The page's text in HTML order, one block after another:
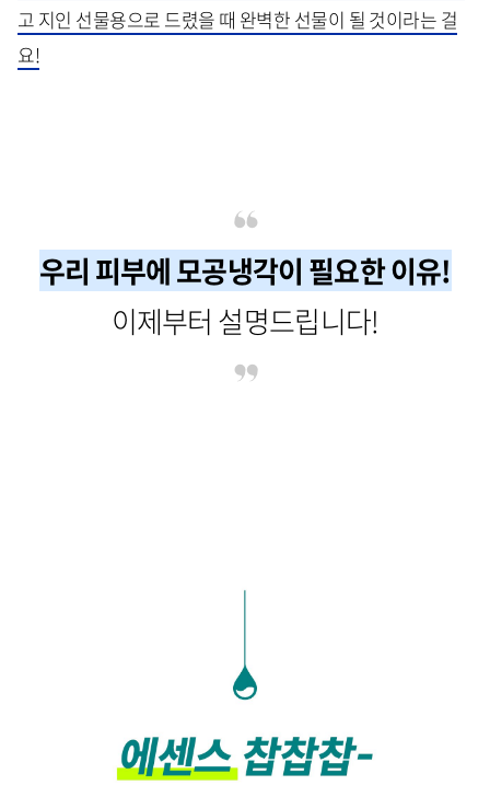
고 지인 선물용으로 드렸을 때 완벽한 선물이 될 것이라는 걸
요!
우리 피부에 모공냉각이 필요한 이유!
이제부터 설명드립니다!